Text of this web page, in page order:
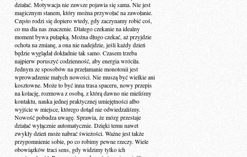
działać. Motywacja nie zawsze pojawia się sama. Nie jest
magicznym stanem, który można przywołać na zawołanie.
Często rodzi się dopiero wtedy, gdy zaczynamy robić coś,
co ma dla nas znaczenie. Dlatego czekanie na idealny
moment bywa pułapką. Można długo czekać, aż przyjdzie
ochota na zmianę, a ona nie nadejdzie, jeśli każdy dzień
będzie wyglądał dokładnie tak samo. Czasem trzeba
najpierw poruszyć codzienność, aby energia wróciła.
Jednym ze sposobów na przełamanie monotonii jest
wprowadzenie małych nowości. Nie muszą być wielkie ani
kosztowne. Może to być inna trasa spaceru, nowy przepis
na kolację, rozmowa z osobą, z którą dawno nie mieliśmy
kontaktu, nauka jednej praktycznej umiejętności albo
wyjście w miejsce, którego dotąd nie odwiedzaliśmy.
Nowość pobudza uwagę. Sprawia, że mózg przestaje
działać wyłącznie automatycznie. Dzięki temu nawet
zwykły dzień może nabrać świeżości. Ważne jest także
przypomnienie sobie, po co robimy pewne rzeczy. Wiele
obowiązków traci sens, gdy widzimy tylko ich